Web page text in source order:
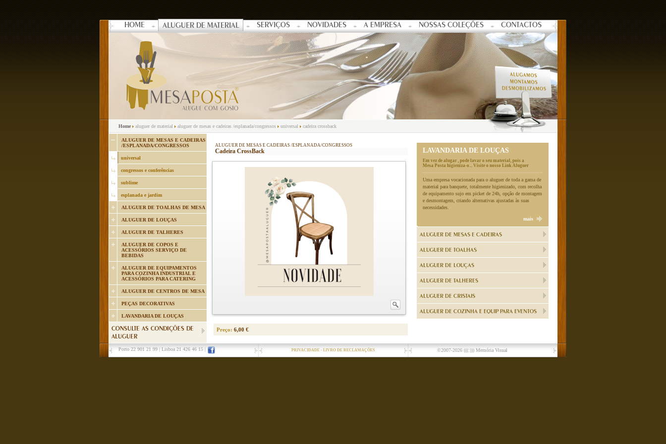
HOME ALUGUER DE MATERIAL SERVIÇOS NOVIDADES A EMPRESA NOSSAS COLEÇÕES CONTACTOS
Home aluguer de material aluguer de mesas e cadeiras /esplanada/congressos universal cadeira crossback
ALUGUER DE MESAS E CADEIRAS
/ESPLANADA/CONGRESSOS
universal
congressos e conferências
sublime
esplanada e jardim
ALUGUER DE TOALHAS DE MESA
ALUGUER DE LOUÇAS
ALUGUER DE TALHERES
ALUGUER DE COPOS E
ACESSÓRIOS SERVIÇO DE
BEBIDAS
ALUGUER DE EQUIPAMENTOS
PARA COZINHA INDUSTRIAL E
ACESSÓRIOS PARA CATERING
ALUGUER DE CENTROS DE MESA
PEÇAS DECORATIVAS
LAVANDARIA DE LOUÇAS
CONSULTE AS CONDIÇÕES DE
ALUGUER
ALUGUER DE MESAS E CADEIRAS /ESPLANADA/CONGRESSOS
Cadeira CrossBack
Preço: 6,00 €
LAVANDARIA DE LOUÇAS
Em vez de alugar , pode lavar o seu material, pois a
Mesa Posta higieniza-o... Visite o nosso Link Aluguer
Uma empresa vocacionada para o aluguer de toda a gama de
material para banquete, totalmente higienizado, com recolha
de equipamento sujo em picket de 24h, opção de montagem
e desmontagem, criando alternativas ajustadas às suas
necessidades.
mais
ALUGUER DE MESAS E CADEIRAS
ALUGUER DE TOALHAS
ALUGUER DE LOUÇAS
ALUGUER DE TALHERES
ALUGUER DE CRISTAIS
ALUGUER DE COZINHA E EQUIP PARA EVENTOS
Porto 22 901 21 99 Lisboa 21 426 46 15 PRIVACIDADE - LIVRO DE RECLAMAÇÕES ©2007-2026 (((:))) Memória Visual